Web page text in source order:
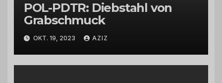
POL-PDTR: Diebstahl von
Grabschmuck
OKT. 19, 2023 AZIZ